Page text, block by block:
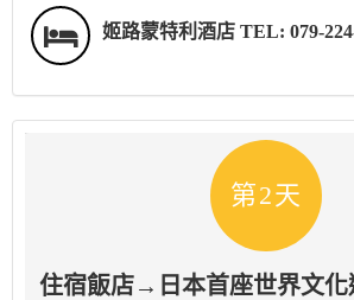
姬路蒙特利酒店 TEL: 079-
第2天
住宿飯店→日本首座世界文